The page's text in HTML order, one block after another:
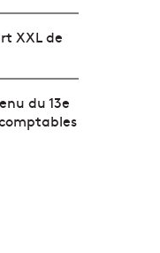
XXL de
du 13e